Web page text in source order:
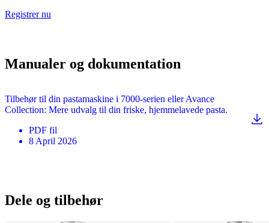
Registrer nu
Manualer og dokumentation
Tilbehør til din pastamaskine i 7000-serien eller Avance
Collection: Mere udvalg til din friske, hjemmelavede pasta.
PDF fil
8 April 2026
Dele og tilbehør